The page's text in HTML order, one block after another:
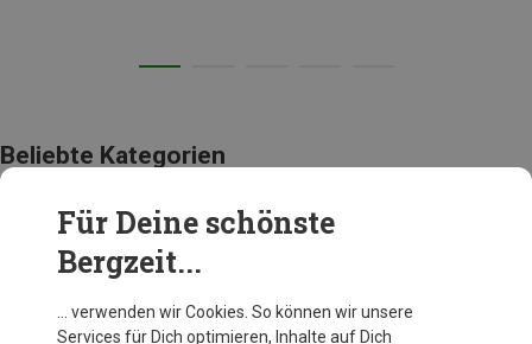
Beliebte Kategorien
BEKLEIDUNG
Für Deine schönste
Bergzeit...
… verwenden wir Cookies. So können wir unsere
Services für Dich optimieren, Inhalte auf Dich